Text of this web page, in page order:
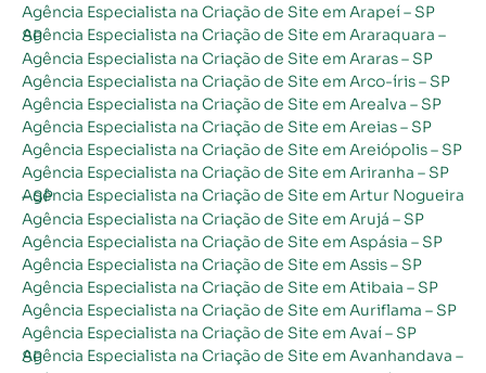
Agência Especialista na Criação de Site em Arapeí – SP
Agência Especialista na Criação de Site em Araraquara – SP
Agência Especialista na Criação de Site em Araras – SP
Agência Especialista na Criação de Site em Arco-íris – SP
Agência Especialista na Criação de Site em Arealva – SP
Agência Especialista na Criação de Site em Areias – SP
Agência Especialista na Criação de Site em Areiópolis – SP
Agência Especialista na Criação de Site em Ariranha – SP
Agência Especialista na Criação de Site em Artur Nogueira – SP
Agência Especialista na Criação de Site em Arujá – SP
Agência Especialista na Criação de Site em Aspásia – SP
Agência Especialista na Criação de Site em Assis – SP
Agência Especialista na Criação de Site em Atibaia – SP
Agência Especialista na Criação de Site em Auriflama – SP
Agência Especialista na Criação de Site em Avaí – SP
Agência Especialista na Criação de Site em Avanhandava – SP